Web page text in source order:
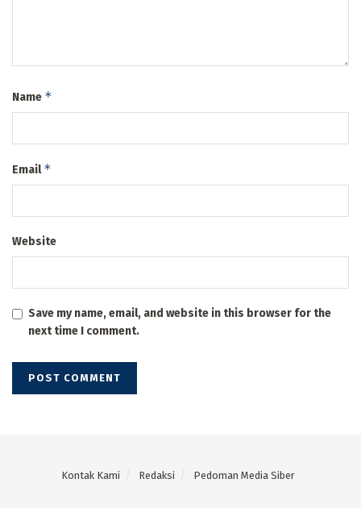
Name *
Email*
Website
Save my name, email, and website in this browser for the
next time I comment.
Kontak Kami Redaksi Pedoman Media Siber